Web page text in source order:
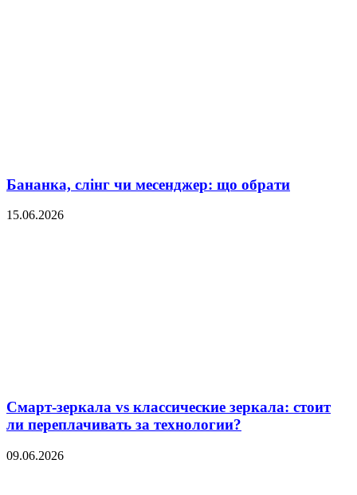
Бананка, слінг чи месенджер: що обрати
15.06.2026
Смарт-зеркала vs классические зеркала: стоит
ли переплачивать за технологии?
09.06.2026